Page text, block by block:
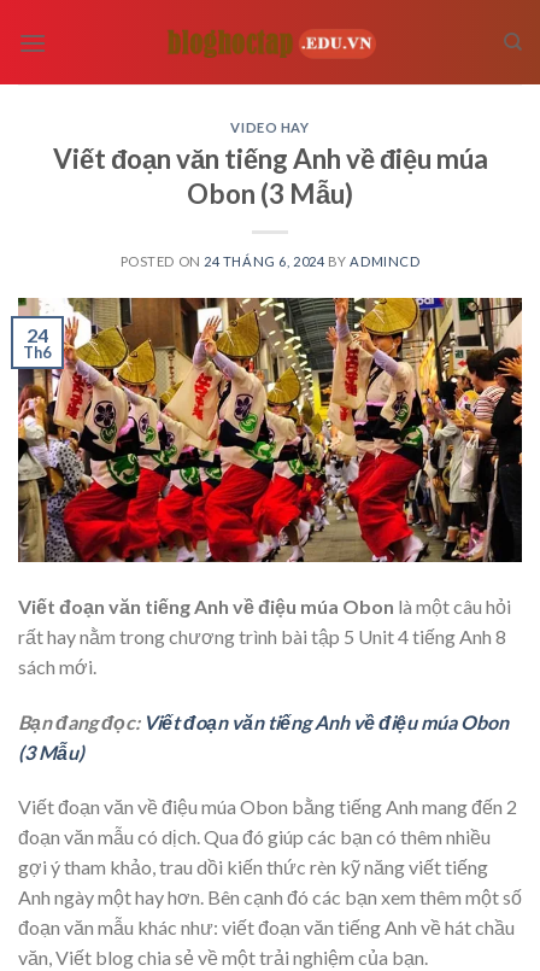
VIDEO HAY
Viết đoạn văn tiếng Anh về điệu múa
Obon (3 Mẫu)
POSTED ON 24 THÁNG 6, 2024 BY ADMINCD
24
Th6
Viết đoạn văn tiếng Anh về điệu múa Obon là một câu hỏi
rất hay nằm trong chương trình bài tập 5 Unit 4 tiếng Anh 8
sách mới.
Bạn đang đọc: Viết đoạn văn tiếng Anh về điệu múa Obon
(3 Mẫu)
Viết đoạn văn về điệu múa Obon bằng tiếng Anh mang đến 2
đoạn văn mẫu có dịch. Qua đó giúp các bạn có thêm nhiều
gợi ý tham khảo, trau dồi kiến thức rèn kỹ năng viết tiếng
Anh ngày một hay hơn. Bên cạnh đó các bạn xem thêm một số
đoạn văn mẫu khác như: viết đoạn văn tiếng Anh về hát chầu
văn, Viết blog chia sẻ về một trải nghiệm của bạn.